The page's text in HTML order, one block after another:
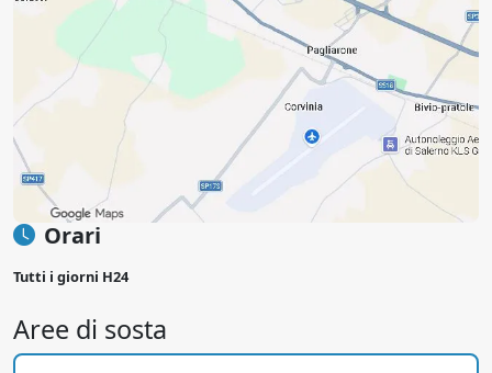
Orari
Tutti i giorni H24
Aree di sosta